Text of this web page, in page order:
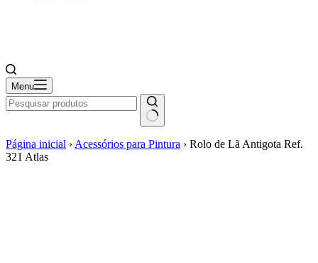
Menu
Página inicial › Acessórios para Pintura › Rolo de Lã Antigota Ref.
321 Atlas